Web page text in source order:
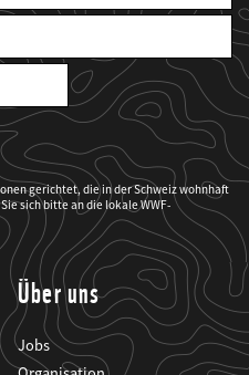
gerichtet, die in der Schweiz wohnhaft
sich bitte an die lokale WWF-
Über uns
Jobs